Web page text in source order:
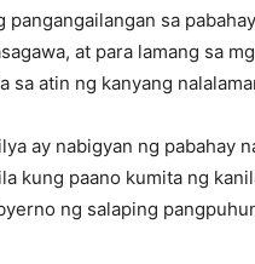
sa
at para lamang sa
atin ng kanyang
ay nabigyan ng pabahay
kung paano kumita ng
ng salaping